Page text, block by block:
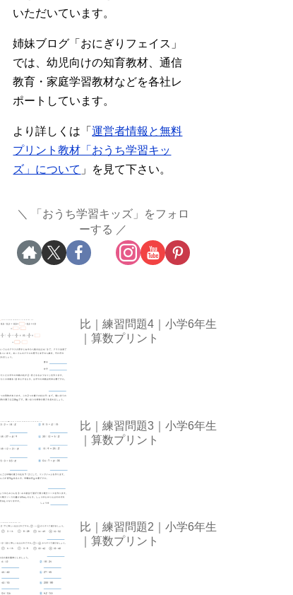
いただいています。
姉妹ブログ「おにぎりフェイス」
では、幼児向けの知育教材、通信
教育・家庭学習教材などを各社レ
ポートしています。
より詳しくは「運営者情報と無料
プリント教材「おうち学習キッ
ズ」について 」を見て下さい。
「おうち学習キッズ」をフォロ
ーする
比｜練習問題4｜小学6年生
｜算数プリント
比｜練習問題3｜小学6年生
｜算数プリント
比｜練習問題2｜小学6年生
｜算数プリント